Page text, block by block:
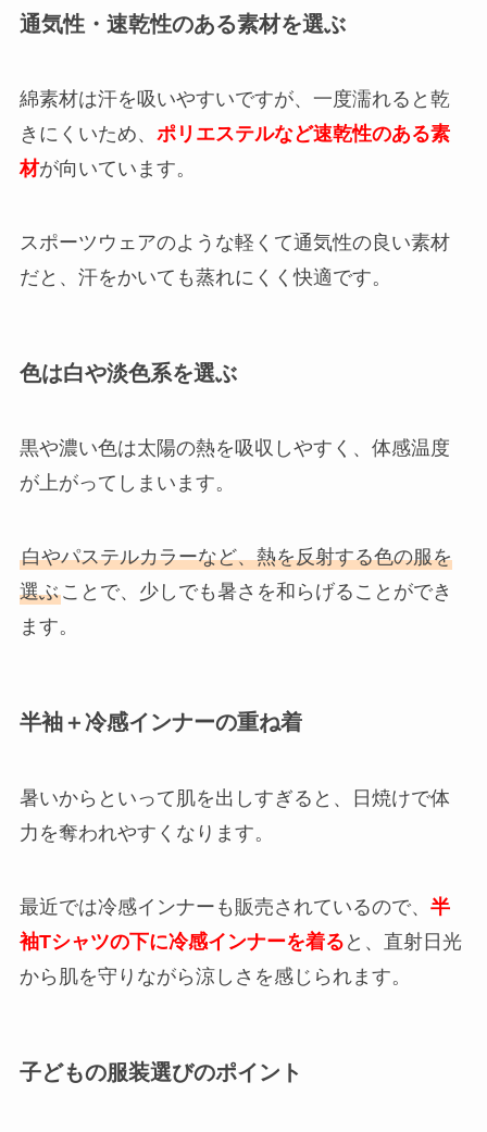
通気性・速乾性のある素材を選ぶ
綿素材は汗を吸いやすいですが、一度濡れると乾
きにくいため、 ポリエステルなど速乾性のある素
材が向いています。
スポーツウェアのような軽くて通気性の良い素材
だと、汗をかいても蒸れにくく快適です。
色は白や淡色系を選ぶ
黒や濃い色は太陽の熱を吸収しやすく、体感温度
が上がってしまいます。
白やパステルカラーなど、熱を反射する色の服を
選ぶことで、少しでも暑さを和らげることができ
ます。
半袖＋冷感インナーの重ね着
暑いからといって肌を出しすぎると、日焼けで体
力を奪われやすくなります。
最近では冷感インナーも販売されているので、 半
袖Tシャツの下に冷感インナーを着る と、直射日光
から肌を守りながら涼しさを感じられます。
子どもの服装選びのポイント